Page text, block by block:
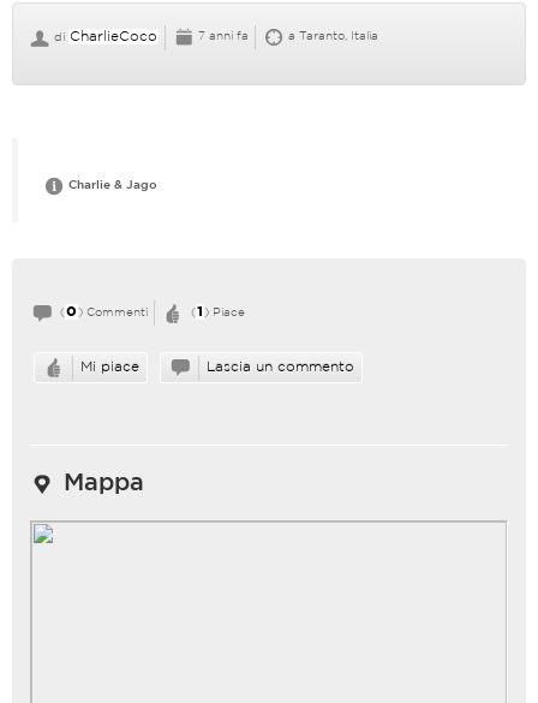
di CharlieCoco 7 anni fa a Taranto, Italia
Charlie & Jago
( 0 ) Commenti ( 1 ) Piace
Mi piace Lascia un commento
Mappa